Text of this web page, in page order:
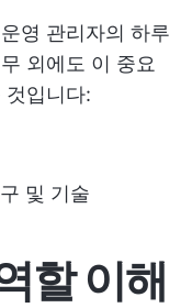
영 관리자의 하루
외에도 이 중요
것입니다:
및 기술
할 이해